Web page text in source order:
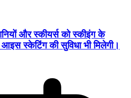
और स्कीयर्स को स्कीइंग के
स्केटिंग की सुविधा भी मिलेगी।